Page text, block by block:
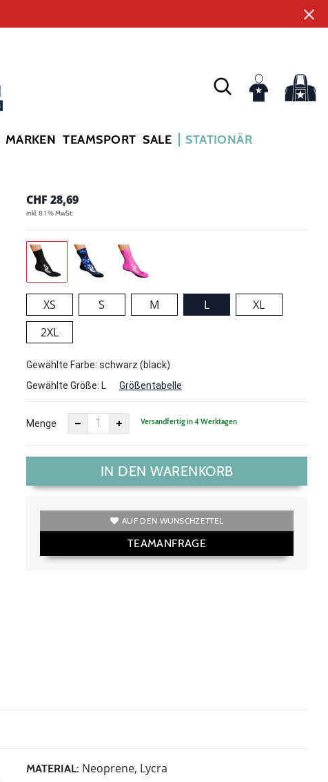
MARKEN TEAMSPORT SALE STATIONÄR
CHF 28,69
inkl. 8.1 % MwSt.
XS S M L
XL
2XL
Gewählte Farbe: schwarz (black)
Gewählte Größe: L Größentabelle
Menge Versandfertig in 4 Werktagen
IN DEN WARENKORB
AUF DEN WUNSCHZETTEL
TEAMANFRAGE
MATERIAL: Neoprene, Lycra